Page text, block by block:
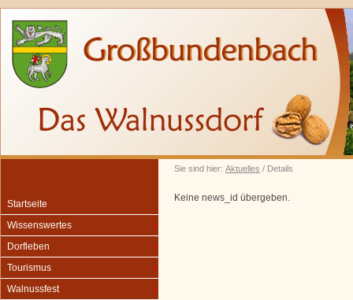
Sie sind hier: Aktuelles / Details
Startseite
Wissenswertes
Dorfleben
Tourismus
Walnussfest
Keine news_id übergeben.